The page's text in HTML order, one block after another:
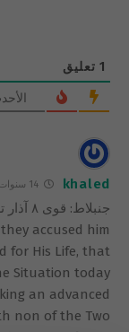
1 تعليق
khaled 14 سنوات
accused him
for His Life, that
Situation today
an advanced
non of the Two